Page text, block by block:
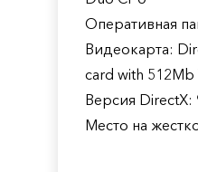
Оперативная
Видеокарта:
card with 512Mb
Версия DirectX:
Место на